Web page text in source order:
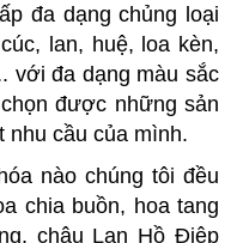
đa dạng chủng loại
lan, huệ, loa kèn,
với đa dạng màu sắc
được những sản
nhu cầu của mình.
nào chúng tôi đều
chia buồn, hoa tang
chậu Lan Hồ Điệp